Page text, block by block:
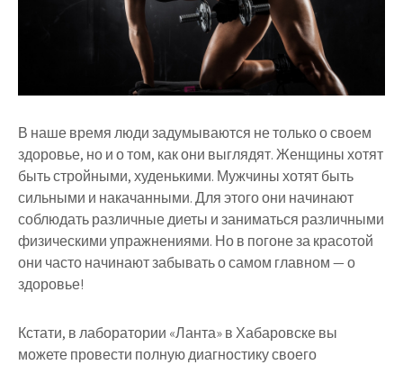
В наше время люди задумываются не только о своем
здоровье, но и о том, как они выглядят. Женщины хотят
быть стройными, худенькими. Мужчины хотят быть
сильными и накачанными. Для этого они начинают
соблюдать различные диеты и заниматься различными
физическими упражнениями. Но в погоне за красотой
они часто начинают забывать о самом главном — о
здоровье!
Кстати, в лаборатории «Ланта» в Хабаровске вы
можете провести полную диагностику своего